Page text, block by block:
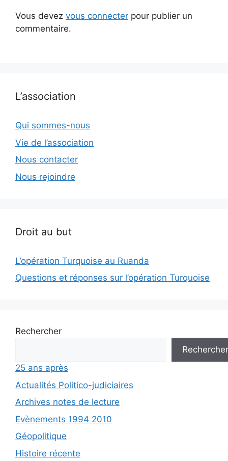
Vous devez vous connecter pour publier un
commentaire.
L’association
Qui sommes-nous
Vie de l’association
Nous contacter
Nous rejoindre
Droit au but
L’opération Turquoise au Ruanda
Questions et réponses sur l’opération Turquoise
Rechercher
Rechercher
25 ans après
Actualités Politico-judiciaires
Archives notes de lecture
Evènements 1994 2010
Géopolitique
Histoire récente